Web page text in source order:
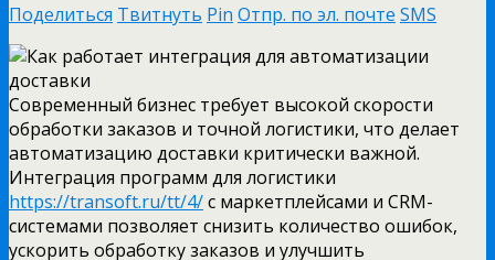
Поделиться Твитнуть Pin Отпр. по эл. почте SMS
Современный бизнес требует высокой скорости
обработки заказов и точной логистики, что делает
автоматизацию доставки критически важной.
Интеграция программ для логистики
https://transoft.ru/tt/4/с маркетплейсами и CRM-
системами позволяет снизить количество ошибок,
ускорить обработку заказов и улучшить